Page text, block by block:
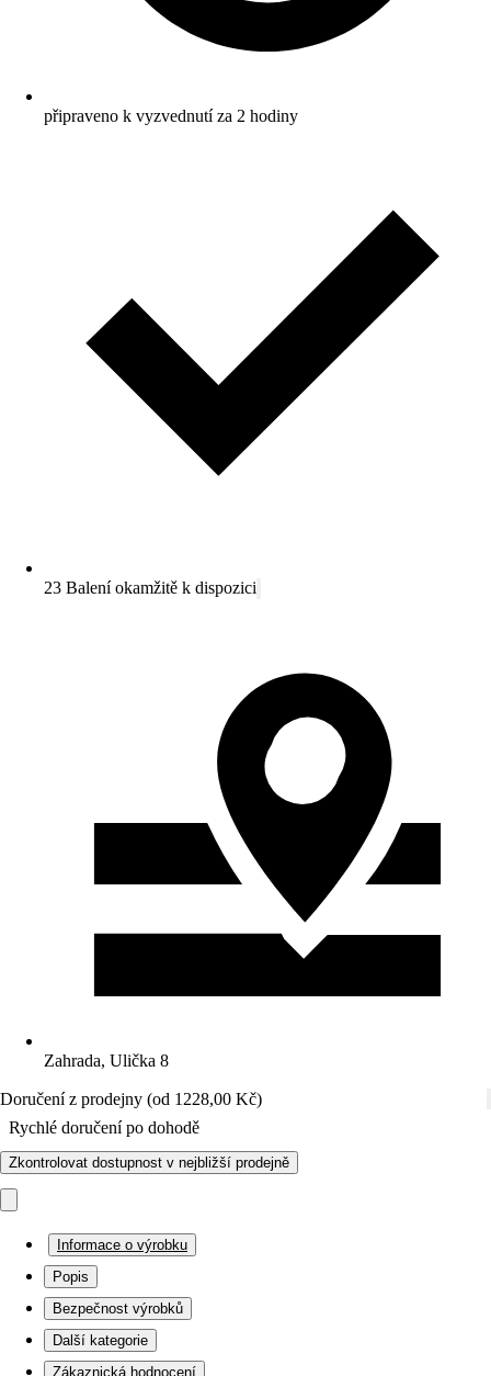
připraveno k vyzvednutí za 2 hodiny
23 Balení okamžitě k dispozici
Zahrada, Ulička 8
Doručení z prodejny (od 1228,00 Kč)
Rychlé doručení po dohodě
Zkontrolovat dostupnost v nejbližší prodejně
Informace o výrobku
Popis
Bezpečnost výrobků
Další kategorie
Zákaznická hodnocení